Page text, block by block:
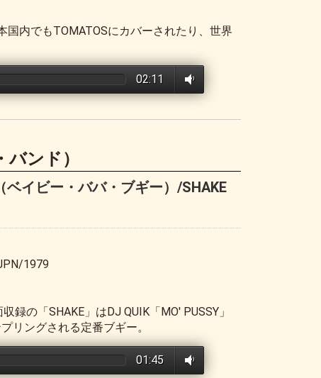
国内でもTOMATOSにカバーされたり、世界
02:11
ンド）
ベイビー・ババ・ブギー）/SHAKE
1979
録の「SHAKE」はDJ QUIK「MO' PUSSY」
リングされる定番ブギー。
01:45